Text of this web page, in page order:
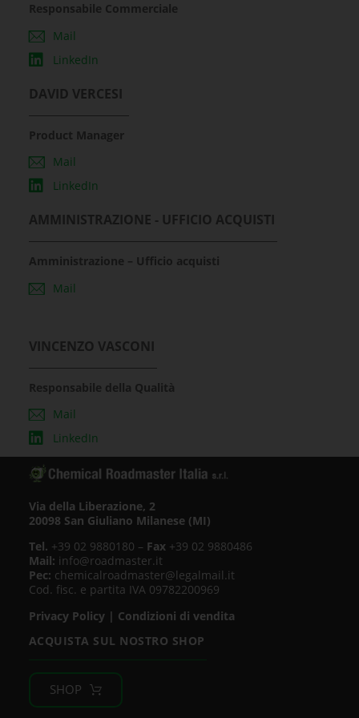
Responsabile Commerciale
Mail
LinkedIn
DAVID VERCESI
Product Manager
Mail
LinkedIn
AMMINISTRAZIONE - UFFICIO ACQUISTI
Amministrazione – Ufficio acquisti
Mail
VINCENZO VASCONI
Responsabile della Qualità
Mail
LinkedIn
Via della Liberazione, 2
20098 San Giuliano Milanese (MI)
Tel. +39 02 9880180 – Fax+39 02 9880486
Mail: info@roadmaster.it
Pec: chemicalroadmaster@legalmail.it
Cod. fisc. e partita IVA 09782200969
Privacy Policy| Condizioni di vendita
ACQUISTA SUL NOSTRO SHOP
SHOP